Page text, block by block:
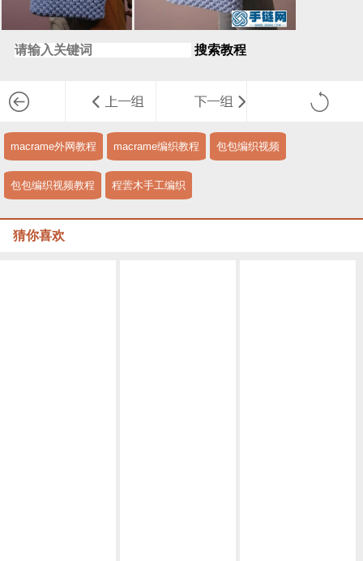
搜索教程
macrame外网教程 macrame编织教程 包包编织视频
包包编织视频教程 程蕓木手工编织
猜你喜欢